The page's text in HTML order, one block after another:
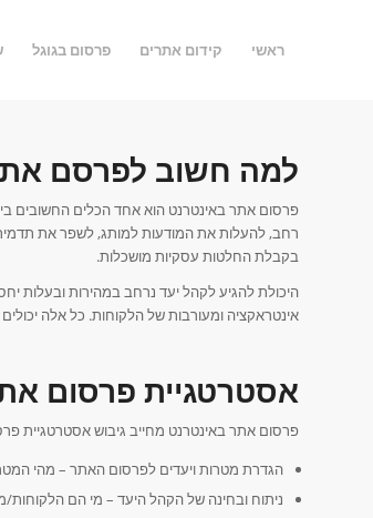
ראשי קידום אתרים פרסום בגוגל
למה חשוב לפרסם
פרסום אתר באינטרנט הוא אחד הכלים החשובים
רחב, להעלות את המודעות למותג, לשפר את
בקבלת החלטות עסקיות מושכלות.
היכולת להגיע לקהל יעד נרחב במהירות ובעלות
אינטראקציה ומעורבות של הלקוחות. כל אלה
אסטרטגיית פרסום
פרסום אתר באינטרנט מחייב גיבוש אסטרטגיית
הגדרת מטרות ויעדים לפרסום האתר – מהי
ניתוח ובחינה של הקהל היעד – מי הם